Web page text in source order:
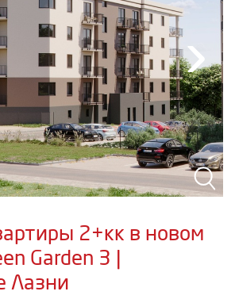
›
2+кк в новом
Garden 3 |
Лазни